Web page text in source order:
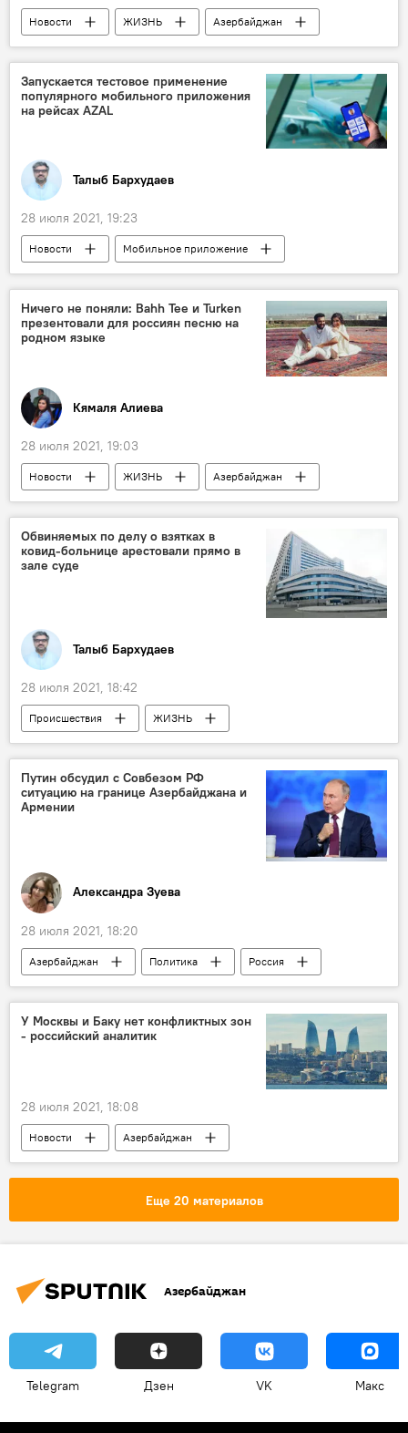
Новости ЖИЗНЬ
Азербайджан
кредит
Запускается тестовое применение
популярного мобильного приложения
на рейсах AZAL
Талыб Бархудаев
28 июля 2021, 19:23
Новости
Мобильное приложение
AZAL
ЗАО "Азербайджанские Авиалинии" (AZAL)
Ничего не поняли: Bahh Tee и Turken
презентовали для россиян песню на
родном языке
Кямаля Алиева
28 июля 2021, 19:03
Новости ЖИЗНЬ
Азербайджан
Россия
Bahh Tee
певцы
песня
Азербайджанский язык
Обвиняемых по делу о взятках в
ковид-больнице арестовали прямо в
зале суде
Талыб Бархудаев
28 июля 2021, 18:42
Происшествия
ЖИЗНЬ
Азербайджан
Новости
клиника
арест
взятка
Путин обсудил с Совбезом РФ
ситуацию на границе Азербайджана и
Армении
Александра Зуева
28 июля 2021, 18:20
Азербайджан Политика
Россия
Новости
Армения
государственная граница
У Москвы и Баку нет конфликтных зон
- российский аналитик
28 июля 2021, 18:08
Новости
Азербайджан
Новости мира
Россия
Экономика
Еще 20 материалов
Азербайджан
Telegram Дзен VK Макс